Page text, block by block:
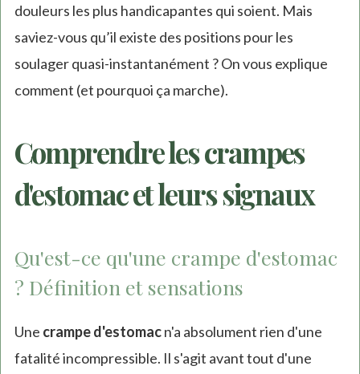
douleurs les plus handicapantes qui soient. Mais
saviez-vous qu’il existe des positions pour les
soulager quasi-instantanément ? On vous explique
comment (et pourquoi ça marche).
Comprendre les crampes
d'estomac et leurs signaux
Qu'est-ce qu'une crampe d'estomac
? Définition et sensations
Une crampe d'estomacn'a absolument rien d'une
fatalité incompressible. Il s'agit avant tout d'une